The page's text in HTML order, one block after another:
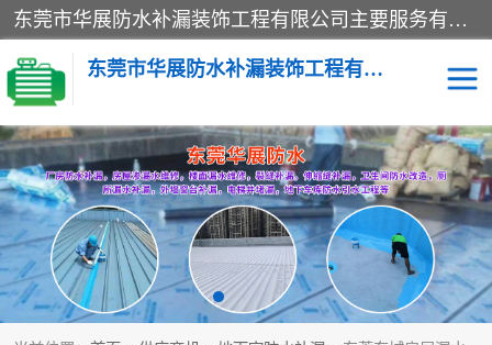
东莞市华展防水补漏装饰工程有限公司主要服务有：东莞防水补漏，东莞厂房防水补漏，东莞房屋渗漏水维修，楼面漏水维修，裂缝补漏，伸缩缝补漏，卫生间防水改造，厕所漏水补漏，外墙窗台补漏，电梯井堵漏，地下车库防水引水工程等
东莞市华展防水补漏装饰工程有限公司
楼面防水补漏 外墙防水补漏
阳台卫生间防水补漏 地下室防水补漏
金属房搭建及补漏